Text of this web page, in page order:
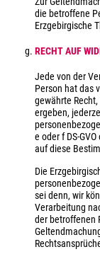
die betroffene
Erzgebirgische
RECHT AUF
Jede von der
Person hat das
gewährte
ergeben,
e oder f DS-
auf diese
Die
sei denn, wir
Verarbeitung
der betroffenen